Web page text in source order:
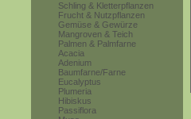
Schling & Kletterpflanzen
Frucht & Nutzpflanzen
Gemüse & Gewürze
Mangroven & Teich
Palmen & Palmfarne
Acacia
Adenium
Baumfarne/Farne
Eucalyptus
Plumeria
Hibiskus
Passiflora